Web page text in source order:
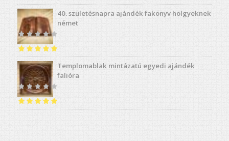
Értékelés:5.00
/ 5
40. születésnapra ajándék fakönyv hölgyeknek
német
Értékelés:5.00
/ 5
Templomablak mintázatú egyedi ajándék
falióra
Értékelés:5.00